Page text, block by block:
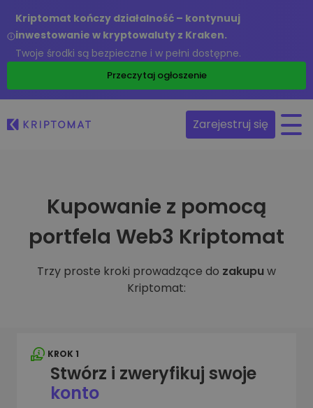
Kriptomat kończy działalność – kontynuuj
inwestowanie w kryptowaluty z Kraken.
Twoje środki są bezpieczne i w pełni dostępne.
Przeczytaj ogłoszenie
Zarejestruj się
Kupowanie z pomocą
portfela Web3 Kriptomat
Trzy proste kroki prowadzące do zakupuw
Kriptomat:
KROK 1
Stwórz i zweryfikuj swoje
konto